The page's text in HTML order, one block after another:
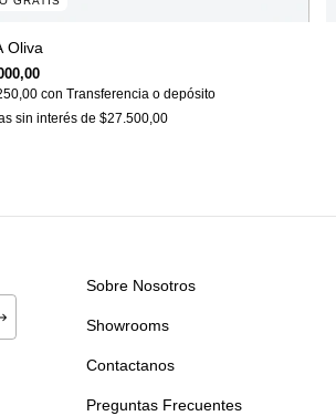
Oliva
con Transferencia o depósito
sin interés de $27.500,00
Sobre Nosotros
Showrooms
Contactanos
Preguntas Frecuentes